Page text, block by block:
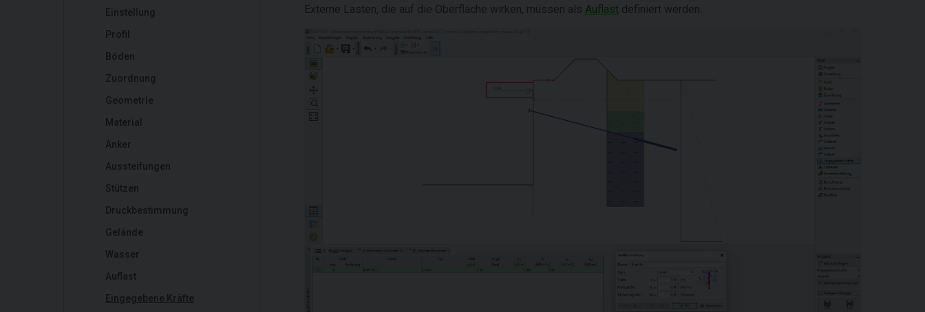
Einstellung
Profil
Böden
Zuordnung
Geometrie
Material
Anker
Aussteifungen
Stützen
Druckbestimmung
Gelände
Wasser
Auflast
Eingegebene Kräfte
Externe Lasten, die auf die Oberfläche wirken, müssen als Auflast definiert werden.